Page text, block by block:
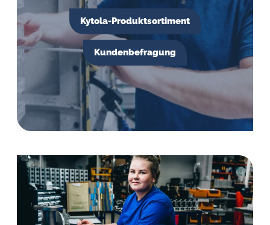
Herausforderungen.Kytola-Produktsortiment
Kundenbefragung